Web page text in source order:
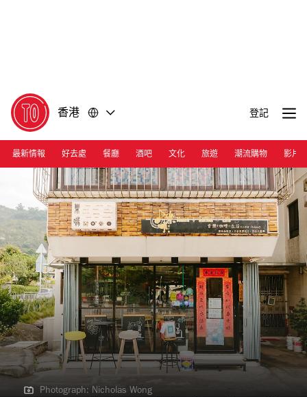
香港 登記
最新情報 好去處 餐廳 酒吧 文化 旅遊 潮流購物 影片
Photograph: Nicholas Wong